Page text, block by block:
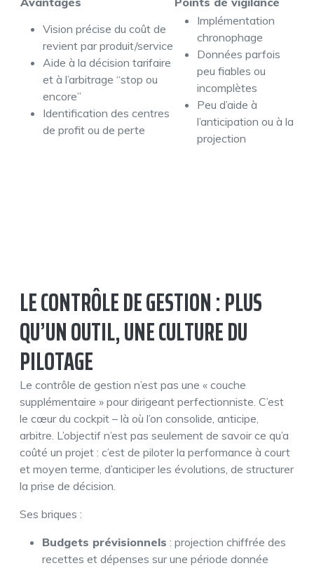
Vision précise du coût de
revient par produit/service
Aide à la décision tarifaire
et à l’arbitrage “stop ou
encore”
Identification des centres
de profit ou de perte
Implémentation
chronophage
Données parfois
peu fiables ou
incomplètes
Peu d’aide à
l’anticipation ou à la
projection
LE CONTRÔLE DE GESTION : PLUS
QU’UN OUTIL, UNE CULTURE DU
PILOTAGE
Le contrôle de gestion n’est pas une « couche
supplémentaire » pour dirigeant perfectionniste. C’est
le cœur du cockpit – là où l’on consolide, anticipe,
arbitre. L’objectif n’est pas seulement de savoir ce qu’a
coûté un projet : c’est de piloter la performance à court
et moyen terme, d’anticiper les évolutions, de structurer
la prise de décision.
Ses briques :
Budgets prévisionnels : projection chiffrée des
recettes et dépenses sur une période donnée